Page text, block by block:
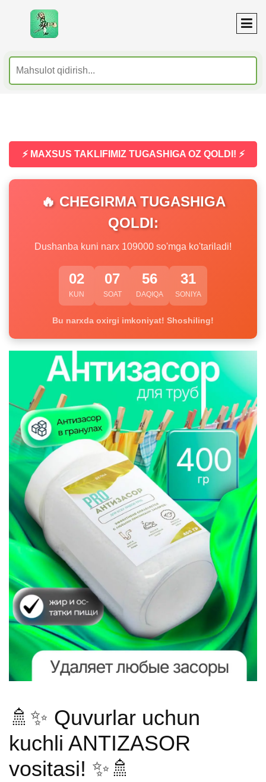
⚡ MAXSUS TAKLIFIMIZ TUGASHIGA OZ QOLDI! ⚡
🔥 CHEGIRMA TUGASHIGA
QOLDI:
Dushanba kuni narx 109000 so'mga ko'tariladi!
02
KUN
07
SOAT
56
DAQIQA
30
SONIYA
Bu narxda oxirgi imkoniyat! Shoshiling!
🚿✨ Quvurlar uchun
kuchli ANTIZASOR
vositasi! ✨🚿